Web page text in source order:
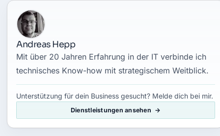
Andreas Hepp
Mit über 20 Jahren Erfahrung in der IT verbinde ich
technisches Know-how mit strategischem Weitblick.
Unterstützung für dein Business gesucht? Melde dich bei mir.
Dienstleistungen ansehen